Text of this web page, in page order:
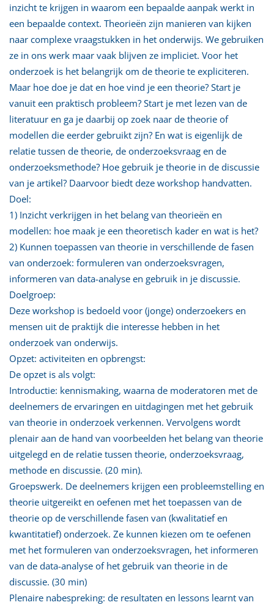
inzicht te krijgen in waarom een bepaalde aanpak werkt in
een bepaalde context. Theorieën zijn manieren van kijken
naar complexe vraagstukken in het onderwijs. We gebruiken
ze in ons werk maar vaak blijven ze impliciet. Voor het
onderzoek is het belangrijk om de theorie te expliciteren.
Maar hoe doe je dat en hoe vind je een theorie? Start je
vanuit een praktisch probleem? Start je met lezen van de
literatuur en ga je daarbij op zoek naar de theorie of
modellen die eerder gebruikt zijn? En wat is eigenlijk de
relatie tussen de theorie, de onderzoeksvraag en de
onderzoeksmethode? Hoe gebruik je theorie in de discussie
van je artikel? Daarvoor biedt deze workshop handvatten.
Doel:
1) Inzicht verkrijgen in het belang van theorieën en
modellen: hoe maak je een theoretisch kader en wat is het?
2) Kunnen toepassen van theorie in verschillende de fasen
van onderzoek: formuleren van onderzoeksvragen,
informeren van data-analyse en gebruik in je discussie.
Doelgroep:
Deze workshop is bedoeld voor (jonge) onderzoekers en
mensen uit de praktijk die interesse hebben in het
onderzoek van onderwijs.
Opzet: activiteiten en opbrengst:
De opzet is als volgt:
Introductie: kennismaking, waarna de moderatoren met de
deelnemers de ervaringen en uitdagingen met het gebruik
van theorie in onderzoek verkennen. Vervolgens wordt
plenair aan de hand van voorbeelden het belang van theorie
uitgelegd en de relatie tussen theorie, onderzoeksvraag,
methode en discussie. (20 min).
Groepswerk. De deelnemers krijgen een probleemstelling en
theorie uitgereikt en oefenen met het toepassen van de
theorie op de verschillende fasen van (kwalitatief en
kwantitatief) onderzoek. Ze kunnen kiezen om te oefenen
met het formuleren van onderzoeksvragen, het informeren
van de data-analyse of het gebruik van theorie in de
discussie. (30 min)
Plenaire nabespreking: de resultaten en lessons learnt van